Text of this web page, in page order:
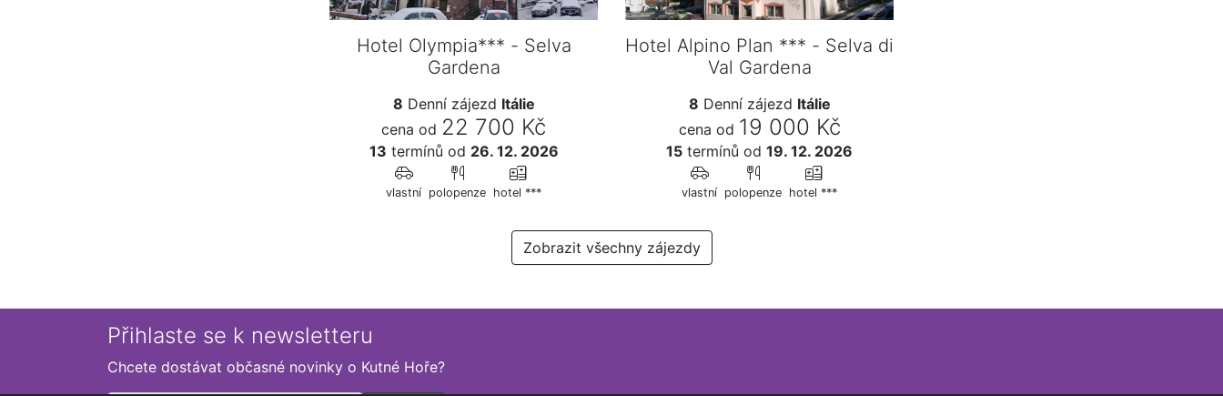
Hotel Olympia*** - Selva
Gardena
8 Denní zájezd Itálie
cena od 22 700 Kč
13 termínů od 26. 12. 2026
vlastní polopenze hotel ***
Hotel Alpino Plan *** - Selva di
Val Gardena
8 Denní zájezd Itálie
cena od 19 000 Kč
15 termínů od 19. 12. 2026
vlastní polopenze hotel ***
Zobrazit všechny zájezdy
Přihlaste se k newsletteru
Chcete dostávat občasné novinky o Kutné Hoře?